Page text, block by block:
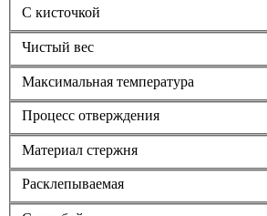
С кисточкой
Чистый вес
Максимальная температура
Процесс отверждения
Материал стержня
Расклепываемая